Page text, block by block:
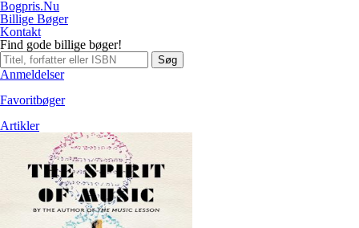
Bogpris.Nu
Billige Bøger
Kontakt
Find gode billige bøger!
Søg
Anmeldelser
Favoritbøger
Artikler